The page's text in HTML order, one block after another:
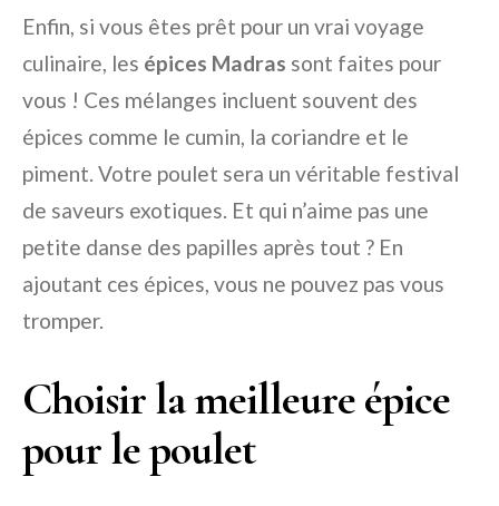
Enfin, si vous êtes prêt pour un vrai voyage
culinaire, les épices Madras sont faites pour
vous ! Ces mélanges incluent souvent des
épices comme le cumin, la coriandre et le
piment. Votre poulet sera un véritable festival
de saveurs exotiques. Et qui n’aime pas une
petite danse des papilles après tout ? En
ajoutant ces épices, vous ne pouvez pas vous
tromper.
Choisir la meilleure épice
pour le poulet